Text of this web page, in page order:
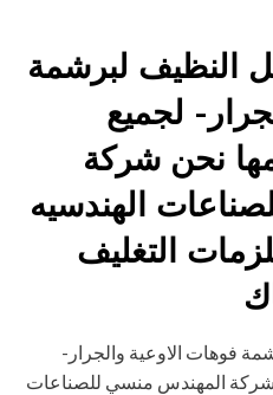
النظيف لبرشمة
لجميع
نحن شركة
الهندسيه
التغليف
فوهات الاوعية والجرار-
شركة المهندس منسي للصناعات